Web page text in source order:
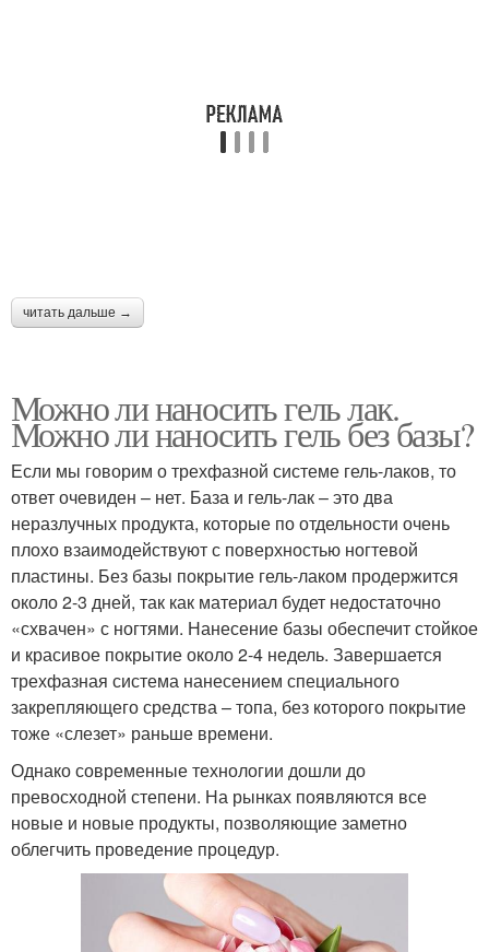
читать дальше →
Можно ли наносить гель лак.
Можно ли наносить гель без базы?
Если мы говорим о трехфазной системе гель-лаков, то
ответ очевиден – нет. База и гель-лак – это два
неразлучных продукта, которые по отдельности очень
плохо взаимодействуют с поверхностью ногтевой
пластины. Без базы покрытие гель-лаком продержится
около 2-3 дней, так как материал будет недостаточно
«схвачен» с ногтями. Нанесение базы обеспечит стойкое
и красивое покрытие около 2-4 недель. Завершается
трехфазная система нанесением специального
закрепляющего средства – топа, без которого покрытие
тоже «слезет» раньше времени.
Однако современные технологии дошли до
превосходной степени. На рынках появляются все
новые и новые продукты, позволяющие заметно
облегчить проведение процедур.